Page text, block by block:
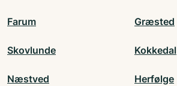
Farum Græsted
Skovlunde Kokkedal
Næstved Herfølge